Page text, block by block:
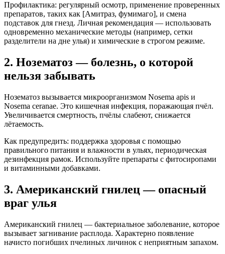
Профилактика: регулярный осмотр, применение проверенных
препаратов, таких как [Амитраз, фумимаго], и смена
подставок для гнезд. Личная рекомендация — использовать
одновременно механические методы (например, сетки
разделители на дне улья) и химические в строгом режиме.
2. Нозематоз — болезнь, о которой
нельзя забывать
Нозематоз вызывается микроорганизмом Nosema apis и
Nosema ceranae. Это кишечная инфекция, поражающая пчёл.
Увеличивается смертность, пчёлы слабеют, снижается
лётаемость.
Как предупредить: поддержка здоровья с помощью
правильного питания и влажности в ульях, периодическая
дезинфекция рамок. Используйте препараты с фитосиропами
и витаминными добавками.
3. Американский гнилец — опасный
враг улья
Американский гнилец — бактериальное заболевание, которое
вызывает загнивание расплода. Характерно появление
начисто погибших пчелиных личинок с неприятным запахом.